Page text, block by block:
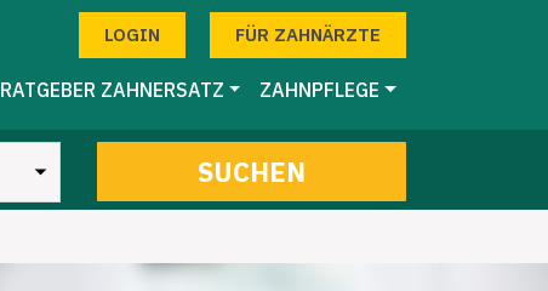
LOGIN FÜR ZAHNÄRZTE
RATGEBER ZAHNERSATZ ZAHNPFLEGE
SUCHEN